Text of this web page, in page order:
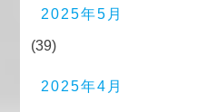
2025年5月
(39)
2025年4月